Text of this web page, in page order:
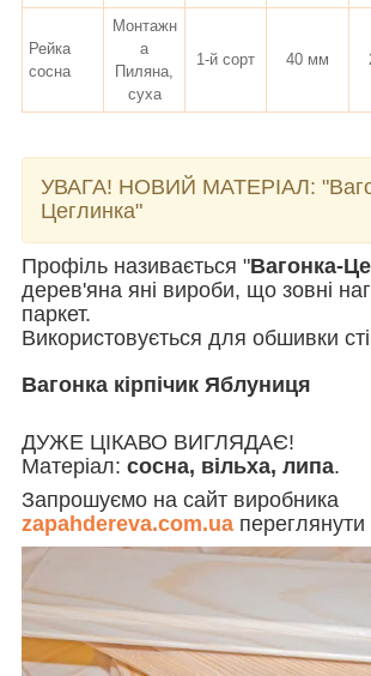
Рейка
сосна
Монтажн
а
Пиляна,
суха
1-й сорт 40 мм
УВАГА! НОВИЙ МАТЕРІАЛ:
Цеглинка"
Профіль називається "Вагонка-
дерев'яна яні вироби, що зовні
паркет.
Використовується для обшивки
Вагонка кірпічик Яблуниця
ДУЖЕ ЦІКАВО ВИГЛЯДАЄ!
Матеріал: сосна, вільха, липа.
Запрошуємо на сайт виробника
zapahdereva.com.ua